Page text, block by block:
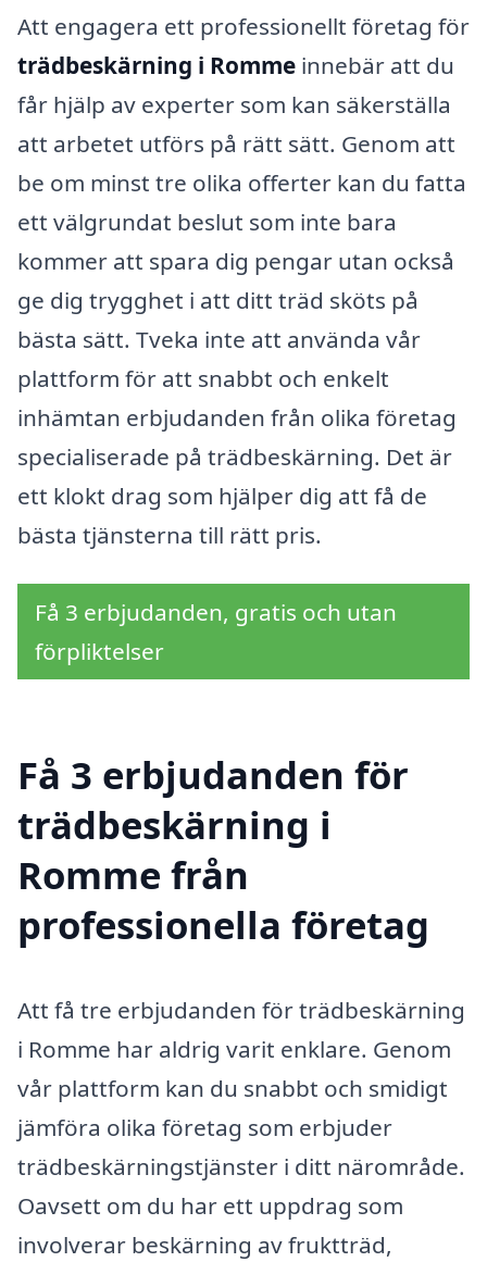
Att engagera ett professionellt företag för
trädbeskärning i Romme innebär att du
får hjälp av experter som kan säkerställa
att arbetet utförs på rätt sätt. Genom att
be om minst tre olika offerter kan du fatta
ett välgrundat beslut som inte bara
kommer att spara dig pengar utan också
ge dig trygghet i att ditt träd sköts på
bästa sätt. Tveka inte att använda vår
plattform för att snabbt och enkelt
inhämtan erbjudanden från olika företag
specialiserade på trädbeskärning. Det är
ett klokt drag som hjälper dig att få de
bästa tjänsterna till rätt pris.
Få 3 erbjudanden, gratis och utan
förpliktelser
Få 3 erbjudanden för
trädbeskärning i
Romme från
professionella företag
Att få tre erbjudanden för trädbeskärning
i Romme har aldrig varit enklare. Genom
vår plattform kan du snabbt och smidigt
jämföra olika företag som erbjuder
trädbeskärningstjänster i ditt närområde.
Oavsett om du har ett uppdrag som
involverar beskärning av fruktträd,